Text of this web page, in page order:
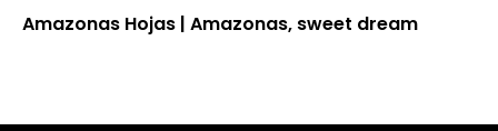
Amazonas Hojas | Amazonas, sweet dream